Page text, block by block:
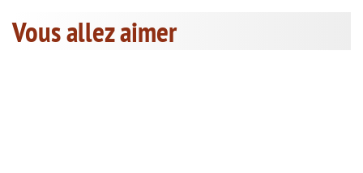
Vous allez aimer